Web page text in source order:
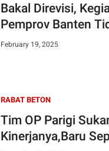
Bakal Direvisi,
Pemprov Banten
February 19, 2025
RABAT BETON
Tim OP Parigi
Kinerjanya,Baru